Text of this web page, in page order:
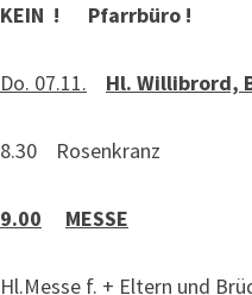
KEIN ! Pfarrbüro !
Do. 07.11. Hl. Willibrord,
8.30 Rosenkranz
9.00 MESSE
Hl.Messe f. + Eltern und